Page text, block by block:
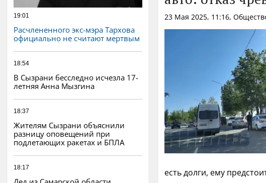
19:01
Расчлененного экс-мэра Тархова
официально не считают мертвым
18:54
В Сызрани бесследно исчезла 17-
летняя Анна Мызгина
18:37
Жителям Сызрани объяснили
разницу оповещений при
подлетающих ракетах и БПЛА
18:17
23 Мая 2025, 11:16,
есть долги, ему